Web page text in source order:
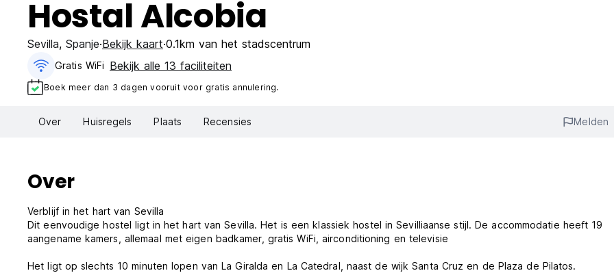
Hostal Alcobia
Sevilla, Spanje Bekijk kaart 0.1km van het stadscentrum
Gratis WiFi Bekijk alle 13 faciliteiten
Boek meer dan 3 dagen vooruit voor gratis annulering.
Over Huisregels Plaats Recensies Melden
Over
Verblijf in het hart van Sevilla
Dit eenvoudige hostel ligt in het hart van Sevilla. Het is een klassiek hostel in Sevilliaanse stijl. De accommodatie heeft 19
aangename kamers, allemaal met eigen badkamer, gratis WiFi, airconditioning en televisie
Het ligt op slechts 10 minuten lopen van La Giralda en La Catedral, naast de wijk Santa Cruz en de Plaza de Pilatos.